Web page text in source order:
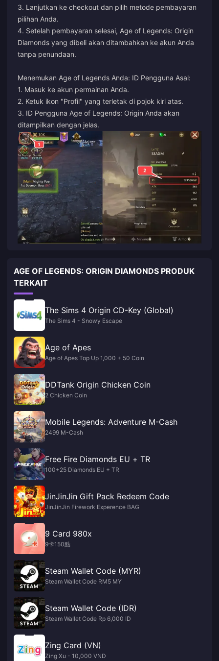
3. Lanjutkan ke checkout dan pilih metode pembayaran
pilihan Anda.
4. Setelah pembayaran selesai, Age of Legends: Origin
Diamonds yang dibeli akan ditambahkan ke akun Anda
tanpa penundaan.
Menemukan Age of Legends Anda: ID Pengguna Asal:
1. Masuk ke akun permainan Anda.
2. Ketuk ikon "Profil" yang terletak di pojok kiri atas.
3. ID Pengguna Age of Legends: Origin Anda akan
ditampilkan dengan jelas.
AGE OF LEGENDS: ORIGIN DIAMONDS PRODUK
TERKAIT
The Sims 4 Origin CD-Key (Global)
The Sims 4 - Snowy Escape
Age of Apes
Age of Apes Top Up 1,000 + 50 Coin
DDTank Origin Chicken Coin
2 Chicken Coin
Mobile Legends: Adventure M-Cash
2499 M-Cash
Free Fire Diamonds EU + TR
100+25 Diamonds EU + TR
JinJinJin Gift Pack Redeem Code
JinJinJin Firework Experence BAG
9 Card 980x
9卡150點
Steam Wallet Code (MYR)
Steam Wallet Code RM5 MY
Steam Wallet Code (IDR)
Steam Wallet Code Rp 6,000 ID
Zing Card (VN)
Zing Xu - 10,000 VND